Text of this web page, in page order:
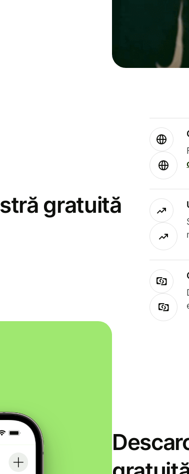
gratuită